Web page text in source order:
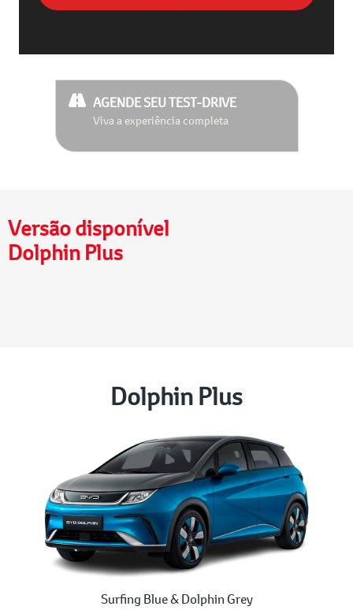
AGENDE SEU TEST-DRIVE
Viva a experiência completa
Versão disponível
Dolphin Plus
Dolphin Plus
Surfing Blue & Dolphin Grey